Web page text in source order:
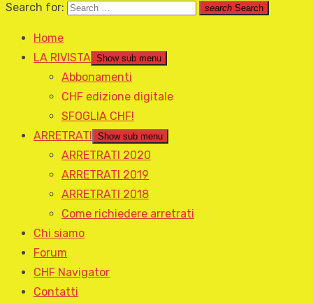
Search for: search Search
Home
LA RIVISTA Show sub menu
Abbonamenti
CHF edizione digitale
SFOGLIA CHF!
ARRETRATI
Show sub menu
ARRETRATI 2020
ARRETRATI 2019
ARRETRATI 2018
Come richiedere arretrati
Chi siamo
Forum
CHF Navigator
Contatti